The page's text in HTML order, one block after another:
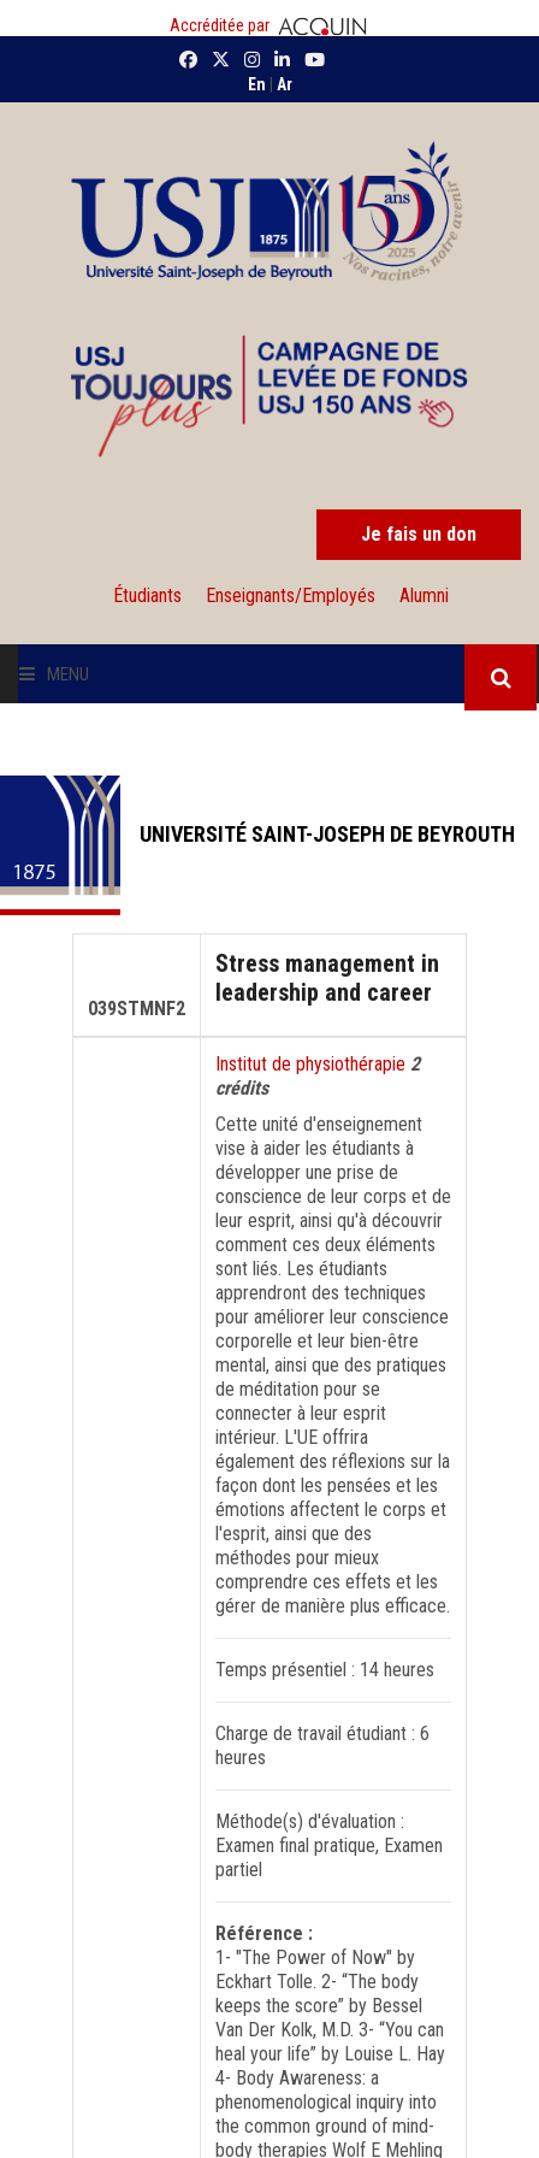
Accréditée par
En Ar
Je fais un don
Étudiants Enseignants/Employés Alumni
MENU
INSTITUTIONS
ADMISSION
RECHERCHE
INTERNATIONAL
FORMATION PROFESSIONNELLE
UNIVERSITÉ SAINT-JOSEPH DE BEYROUTH
039STMNF2
Stress management in
leadership and career
Institut de physiothérapie 2
crédits
Cette unité d'enseignement
vise à aider les étudiants à
développer une prise de
conscience de leur corps et de
leur esprit, ainsi qu'à découvrir
comment ces deux éléments
sont liés. Les étudiants
apprendront des techniques
pour améliorer leur conscience
corporelle et leur bien-être
mental, ainsi que des pratiques
de méditation pour se
connecter à leur esprit
intérieur. L'UE offrira
également des réflexions sur la
façon dont les pensées et les
émotions affectent le corps et
l'esprit, ainsi que des
méthodes pour mieux
comprendre ces effets et les
gérer de manière plus efficace.
Temps présentiel : 14 heures
Charge de travail étudiant : 6
heures
Méthode(s) d'évaluation :
Examen final pratique, Examen
partiel
Référence :
1- "The Power of Now" by
Eckhart Tolle. 2- “The body
keeps the score” by Bessel
Van Der Kolk, M.D. 3- “You can
heal your life” by Louise L. Hay
4- Body Awareness: a
phenomenological inquiry into
the common ground of mind-
body therapies Wolf E Mehling